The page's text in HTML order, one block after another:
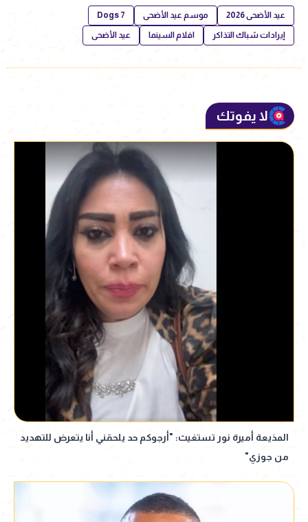
عيد الأضحى 2026 موسم عيد الأضحى 7 Dogs
إيرادات شباك التذاكر افلام السينما عيد الأضحى
لا يفوتك
المذيعة أميرة نور تستغيث: "أرجوكم حد يلحقني أنا يتعرض للتهديد
من جوزي"